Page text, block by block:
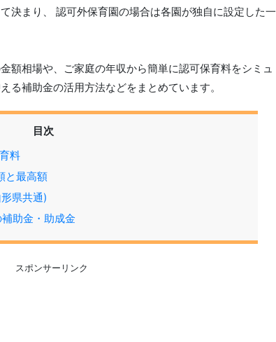
決まり、 認可外保育園の場合は各園が独自に設定した一
額相場や、ご家庭の年収から簡単に認可保育料をシミュ
る補助金の活用方法などをまとめています。
目次
料
と最高額
県共通)
助金・助成金
スポンサーリンク